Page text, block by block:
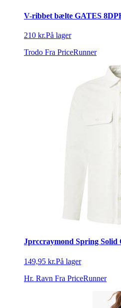
V-ribbet bælte GATES
210 kr.På lager
Trodo Fra PriceRunner
Jprccraymond Spring Solid
149,95 kr.På lager
Hr. Ravn Fra PriceRunner